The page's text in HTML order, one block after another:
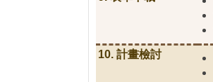
10. 計畫檢討